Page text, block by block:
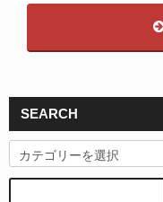
SEARCH